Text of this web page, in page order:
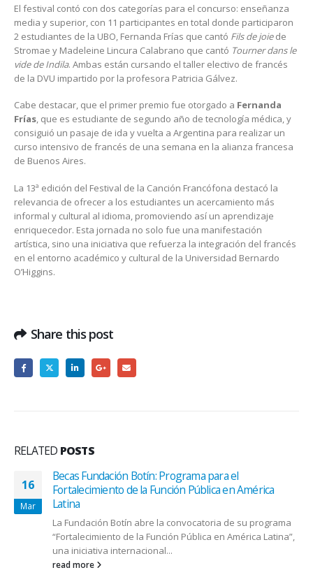
El festival contó con dos categorías para el concurso: enseñanza
media y superior, con 11 participantes en total donde participaron
2 estudiantes de la UBO, Fernanda Frías que cantó Fils de joiede
Stromae y Madeleine Lincura Calabrano que cantó Tourner dans le
vide de Indila. Ambas están cursando el taller electivo de francés
de la DVU impartido por la profesora Patricia Gálvez.
Cabe destacar, que el primer premio fue otorgado a Fernanda
Frías, que es estudiante de segundo año de tecnología médica, y
consiguió un pasaje de ida y vuelta a Argentina para realizar un
curso intensivo de francés de una semana en la alianza francesa
de Buenos Aires.
La 13ª edición del Festival de la Canción Francófona destacó la
relevancia de ofrecer a los estudiantes un acercamiento más
informal y cultural al idioma, promoviendo así un aprendizaje
enriquecedor. Esta jornada no solo fue una manifestación
artística, sino una iniciativa que refuerza la integración del francés
en el entorno académico y cultural de la Universidad Bernardo
O’Higgins.
Share this post
RELATED POSTS
16
Mar
Becas Fundación Botín: Programa para el
Fortalecimiento de la Función Pública en América
Latina
La Fundación Botín abre la convocatoria de su programa
“Fortalecimiento de la Función Pública en América Latina”,
una iniciativa internacional...
read more